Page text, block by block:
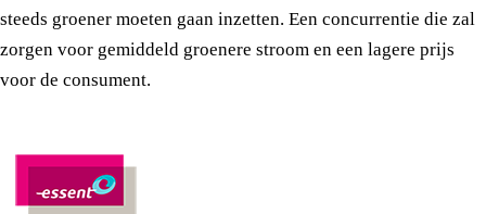
steeds groener moeten gaan inzetten. Een concurrentie die zal
zorgen voor gemiddeld groenere stroom en een lagere prijs
voor de consument.